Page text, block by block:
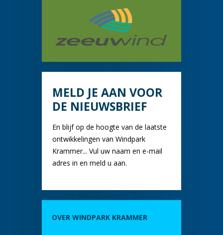
MELD JE AAN VOOR
DE NIEUWSBRIEF
En blijf op de hoogte van de laatste
ontwikkelingen van Windpark
Krammer... Vul uw naam en e-mail
adres in en meld u aan.
OVER WINDPARK KRAMMER